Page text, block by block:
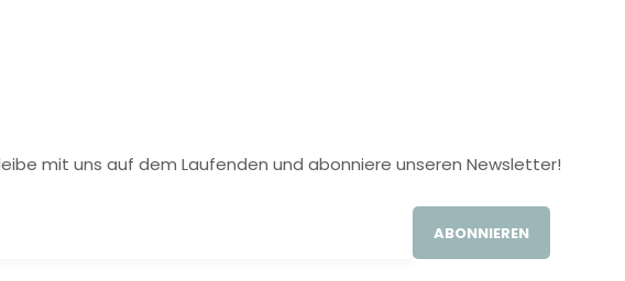
mit uns auf dem Laufenden und abonniere unseren Newsletter!
ABONNIEREN